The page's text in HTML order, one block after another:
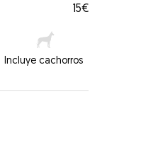
15€
Incluye cachorros